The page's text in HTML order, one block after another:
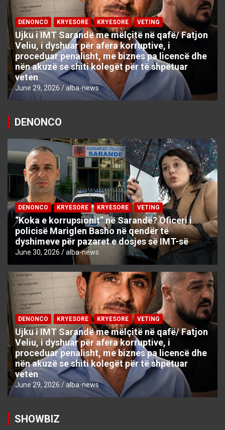
DENONCO KRYESORE KRYESORE VETING
Ujku i IMT Sarandë me mëlçitë në qafë/ Fatjon
Veliu, i dyshuar për afera korruptive, i
proceduar penalisht, me biznes pa licencë dhe
nën akuzë se shiti kolegët për të shpëtuar
veten
June 29, 2026 alba-news
DENONCO
DENONCO KRYESORE KRYESORE VETING
“Koka e korrupsionit” në Sarandë? Oficeri i
policisë Mariglen Basho në qendër të
dyshimeve për pazaret e dosjes së IMT-së
June 30, 2026 alba-news
DENONCO KRYESORE KRYESORE VETING
Ujku i IMT Sarandë me mëlçitë në qafë/ Fatjon
Veliu, i dyshuar për afera korruptive, i
proceduar penalisht, me biznes pa licencë dhe
nën akuzë se shiti kolegët për të shpëtuar
veten
June 29, 2026 alba-news
SHOWBIZ